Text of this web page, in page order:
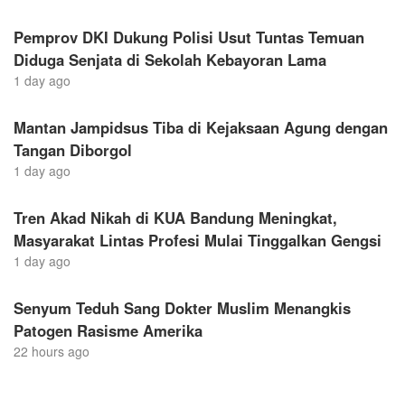
Pemprov DKI Dukung Polisi Usut Tuntas Temuan
Diduga Senjata di Sekolah Kebayoran Lama
1 day ago
Mantan Jampidsus Tiba di Kejaksaan Agung dengan
Tangan Diborgol
1 day ago
Tren Akad Nikah di KUA Bandung Meningkat,
Masyarakat Lintas Profesi Mulai Tinggalkan Gengsi
1 day ago
Senyum Teduh Sang Dokter Muslim Menangkis
Patogen Rasisme Amerika
22 hours ago